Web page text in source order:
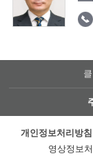
개인정보처리방침
영상정보